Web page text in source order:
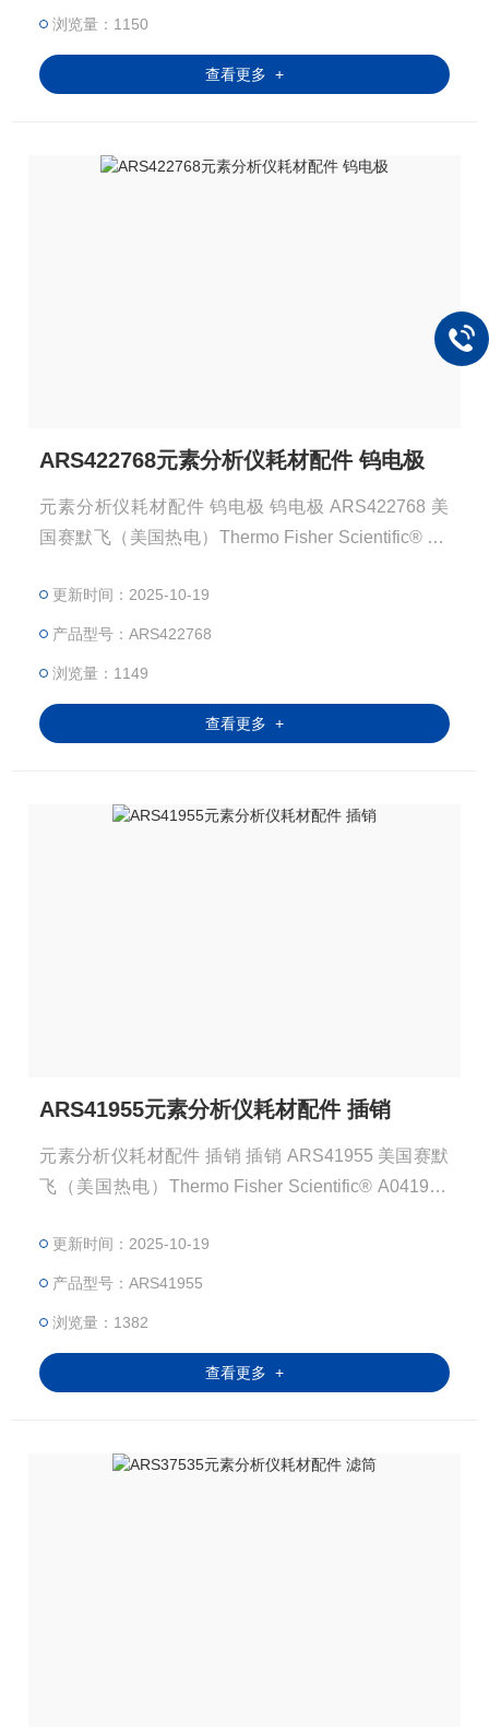
浏览量：1150
查看更多 +
ARS422768元素分析仪耗材配件 钨电极
元素分析仪耗材配件 钨电极 钨电极 ARS422768 美
国赛默飞（美国热电）Thermo Fisher Scientific® S4
代表产品来自OEM厂商；我们提供的所有产品都是高
质量高性价的，适用于所对应仪器。
更新时间：2025-10-19
产品型号：ARS422768
浏览量：1149
查看更多 +
ARS41955元素分析仪耗材配件 插销
元素分析仪耗材配件 插销 插销 ARS41955 美国赛默
飞（美国热电）Thermo Fisher Scientific® A041955
品来自OEM厂商；我们提供的所有产品都是高质量高
性价的，适用于所对应仪器。
更新时间：2025-10-19
产品型号：ARS41955
浏览量：1382
查看更多 +